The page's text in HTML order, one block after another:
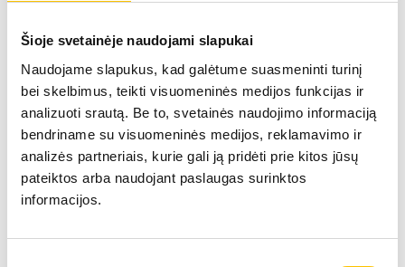
Šioje svetainėje naudojami slapukai
Naudojame slapukus, kad galėtume suasmeninti turinį
bei skelbimus, teikti visuomeninės medijos funkcijas ir
analizuoti srautą. Be to, svetainės naudojimo informaciją
bendriname su visuomeninės medijos, reklamavimo ir
analizės partneriais, kurie gali ją pridėti prie kitos jūsų
pateiktos arba naudojant paslaugas surinktos
informacijos.
+370 700 50050 SIŲSTI UŽKLAUSĄ
Specialistai